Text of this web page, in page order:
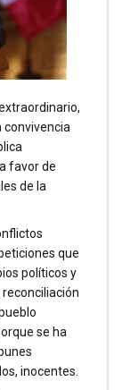
convivencia
favor de
de la
que
políticos y
se ha
inocentes.